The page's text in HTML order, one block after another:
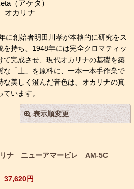
（アケタ）
オカリナ
に創始者明田川孝が本格的に研究をス
を持ち、1948年には完全クロマティッ
て完成させ、現代オカリナの基礎を築
な「土」を原料に、一本一本手作業で
な美しく澄んだ音色は、オカリナの真
います。
表示順変更 閉じる
ナ ニューアマービレ AM-5C
: 37,620円